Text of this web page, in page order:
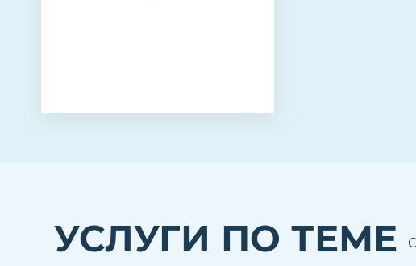
УСЛУГИ ПО ТЕМЕ